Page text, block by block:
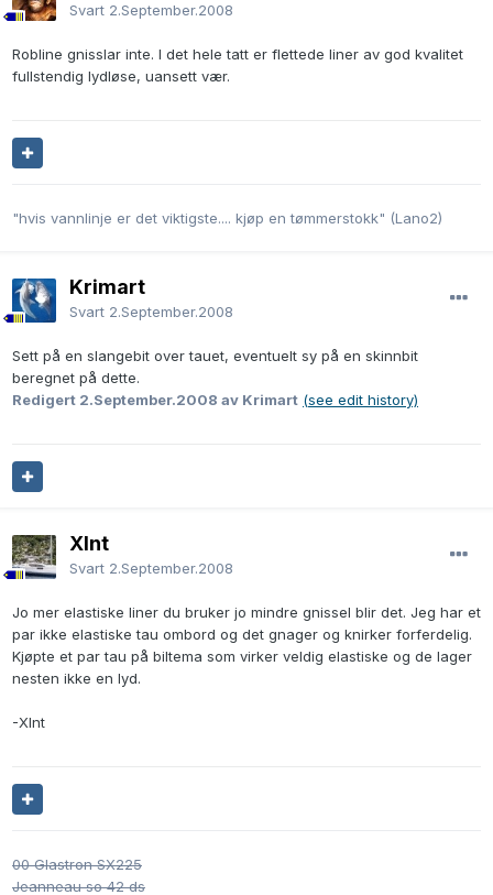
Svart 2.September.2008
Robline gnisslar inte. I det hele tatt er flettede liner av god kvalitet
fullstendig lydløse, uansett vær.
"hvis vannlinje er det viktigste.... kjøp en tømmerstokk" (Lano2)
Krimart
Svart 2.September.2008
Sett på en slangebit over tauet, eventuelt sy på en skinnbit
beregnet på dette.
Redigert 2.September.2008 av Krimart (see edit history)
Xlnt
Svart 2.September.2008
Jo mer elastiske liner du bruker jo mindre gnissel blir det. Jeg har et
par ikke elastiske tau ombord og det gnager og knirker forferdelig.
Kjøpte et par tau på biltema som virker veldig elastiske og de lager
nesten ikke en lyd.
-Xlnt
00 Glastron SX225
Jeanneau so 42 ds